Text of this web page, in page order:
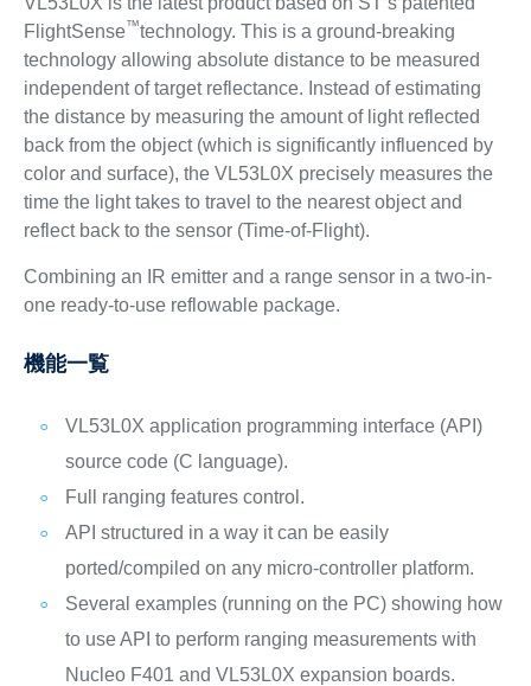
FlightSense™technology. This is a ground-breaking
technology allowing absolute distance to be measured
independent of target reflectance. Instead of estimating
the distance by measuring the amount of light reflected
back from the object (which is significantly influenced by
color and surface), the VL53L0X precisely measures the
time the light takes to travel to the nearest object and
reflect back to the sensor (Time-of-Flight).
Combining an IR emitter and a range sensor in a two-in-
one ready-to-use reflowable package.
機能一覧
VL53L0X application programming interface (API)
source code (C language).
Full ranging features control.
API structured in a way it can be easily
ported/compiled on any micro-controller platform.
Several examples (running on the PC) showing how
to use API to perform ranging measurements with
Nucleo F401 and VL53L0X expansion boards.